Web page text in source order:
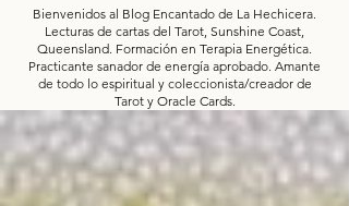
Bienvenidos al Blog Encantado de La Hechicera.
Lecturas de cartas del Tarot, Sunshine Coast,
Queensland. Formación en Terapia Energética.
Practicante sanador de energía aprobado. Amante
de todo lo espiritual y coleccionista/creador de
Tarot y Oracle Cards.